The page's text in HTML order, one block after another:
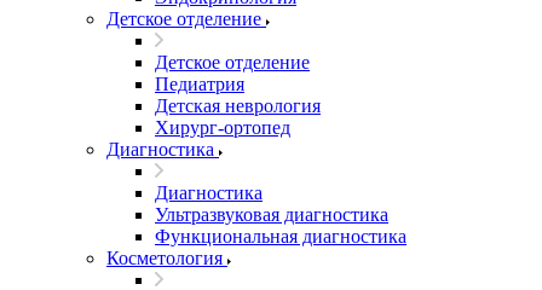
Детское отделение
Детское отделение
Педиатрия
Детская неврология
Хирург-ортопед
Диагностика
Диагностика
Ультразвуковая диагностика
Функциональная диагностика
Косметология